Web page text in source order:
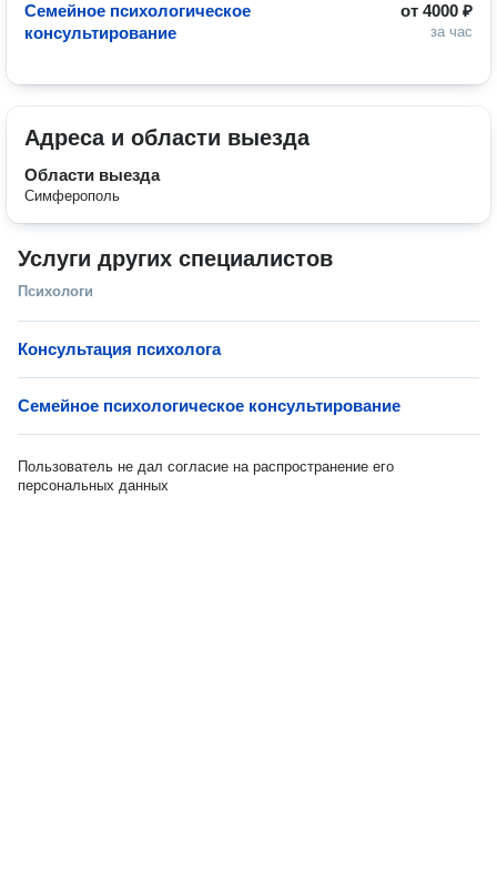
от 4000 ₽
за час
Семейное психологическое
консультирование
Адреса и области выезда
Области выезда
Симферополь
Услуги других специалистов
Психологи
Консультация психолога
Семейное психологическое консультирование
Пользователь не дал согласие на распространение его
персональных данных